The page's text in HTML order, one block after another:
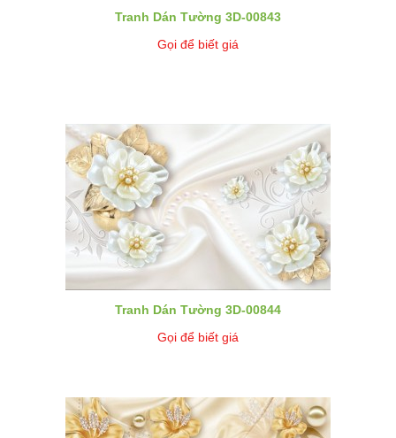
Tranh Dán Tường 3D-00843
Gọi để biết giá
Tranh Dán Tường 3D-00844
Gọi để biết giá